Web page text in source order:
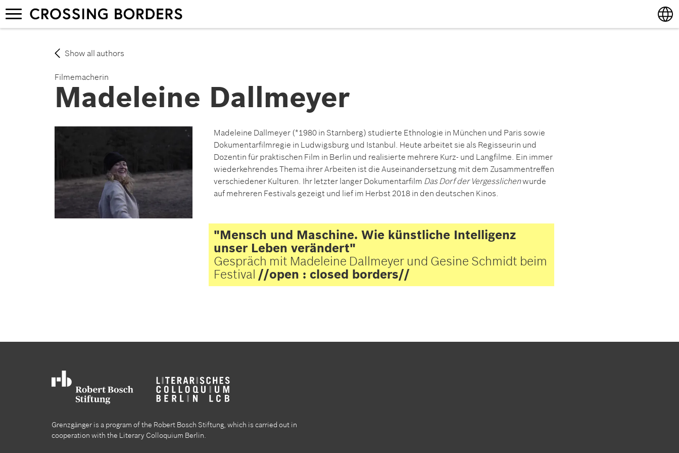
Skip
to
main
Toggle
navigation
Show all authors
Filmemacherin
Madeleine Dallmeyer
Madeleine Dallmeyer (*1980 in Starnberg) studierte Ethnologie in München und Paris sowie
Dokumentarfilmregie in Ludwigsburg und Istanbul. Heute arbeitet sie als Regisseurin und
Dozentin für praktischen Film in Berlin und realisierte mehrere Kurz- und Langfilme. Ein immer
wiederkehrendes Thema ihrer Arbeiten ist die Auseinandersetzung mit dem Zusammentreffen
verschiedener Kulturen. Ihr letzter langer Dokumentarfilm Das Dorf der Vergesslichenwurde
auf mehreren Festivals gezeigt und lief im Herbst 2018 in den deutschen Kinos.
"Mensch und Maschine. Wie künstliche Intelligenz
unser Leben verändert"
Gespräch mit Madeleine Dallmeyer und Gesine Schmidt beim
Festival //open : closed borders//
Grenzgänger is a program of the Robert Bosch Stiftung, which is carried out in
cooperation with the Literary Colloquium Berlin.